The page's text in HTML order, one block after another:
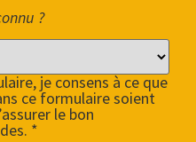
?
je consens à ce que
ce formulaire soient
le bon
*